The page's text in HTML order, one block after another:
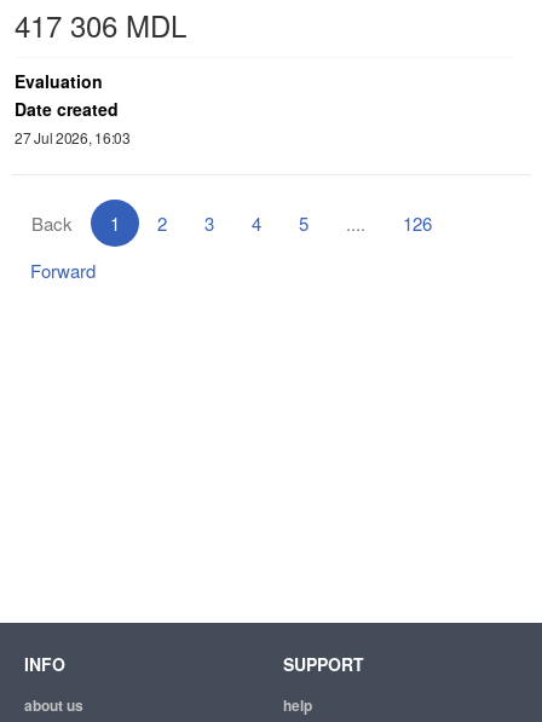
417 306 MDL
Evaluation
Date created
27 Jul 2026, 16:03
Back 1 2 3 4 5 ....
126
Forward
INFO
about us
SUPPORT
help